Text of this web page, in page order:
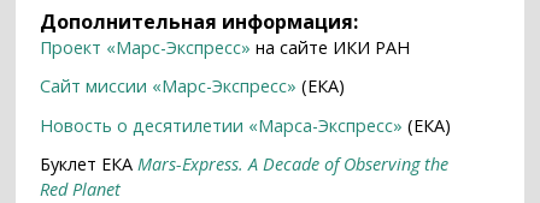
Дополнительная информация:
Проект «Марс-Экспресс» на сайте ИКИ РАН
Сайт миссии «Марс-Экспресс» (ЕКА)
Новость о десятилетии «Марса-Экспресс» (ЕКА)
Буклет ЕКАMars-Express. A Decade of Observing the
Red Planet